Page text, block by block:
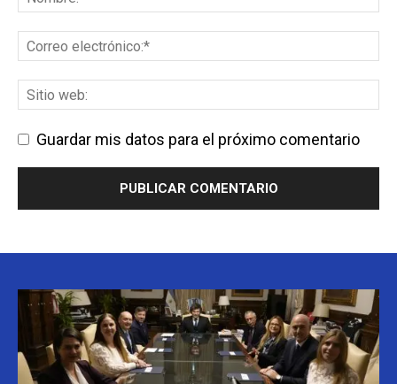
Guardar mis datos para el próximo comentario